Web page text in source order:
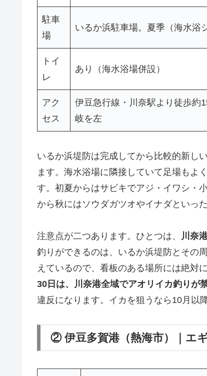
駐車
場
いるか浜駐車場。夏季（海水浴
トイ
レ
あり（海水浴場併設）
アク
セス
伊豆急行線・川奈駅より徒歩約
岐を左
いるか浜堤防は完成してから比較的新し
ます。海水浴場に隣接していて足場もよ
す。初夏からはサビキでアジ・イワシ・
から秋にはソウダガツオやイナダといっ
注意点が二つあります。ひとつは、 川奈
釣りができるのは、いるか浜堤防とその
えているので、看板のある場所には絶対
30日は、川奈港全域でアオリイカ釣りが
違反になります。イカを狙うなら10月以
② 伊豆多賀港（熱海市）｜エ